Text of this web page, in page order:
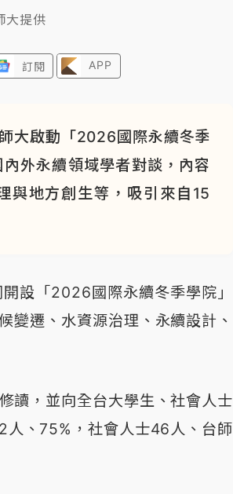
大提供
訂閱 APP
大啟動「2026國際永續冬季
外永續領域學者對談，內容
與地方創生等，吸引來自15
設「2026國際永續冬季學院」
變遷、水資源治理、永續設計、
讀，並向全台大學生、社會人士
人、75%，社會人士46人、台師